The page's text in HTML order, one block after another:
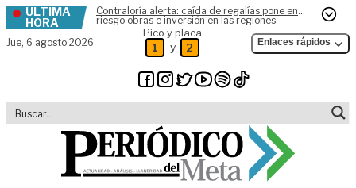
Skip to content
ÚLTIMA
HORA
Contraloría alerta: caída de regalías pone en
riesgo obras e inversión en las regiones
Jue, 6 agosto 2026
Pico y placa
1 y 2 Enlaces rápidos